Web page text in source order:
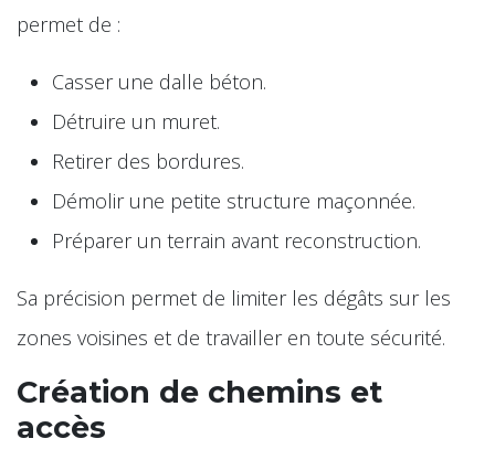
permet de :
Casser une dalle béton.
Détruire un muret.
Retirer des bordures.
Démolir une petite structure maçonnée.
Préparer un terrain avant reconstruction.
Sa précision permet de limiter les dégâts sur les
zones voisines et de travailler en toute sécurité.
Création de chemins et
accès